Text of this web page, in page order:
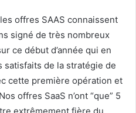
offres SAAS connaissent
signé de très nombreux
ce début d’année qui en
satisfaits de la stratégie de
cette première opération et
offres SaaS n’ont “que” 5